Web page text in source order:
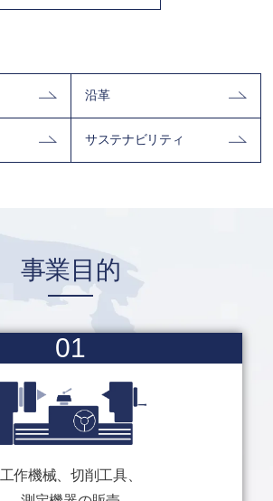
沿革
サステナビリティ
事業目的
01
工作機械、切削工具、